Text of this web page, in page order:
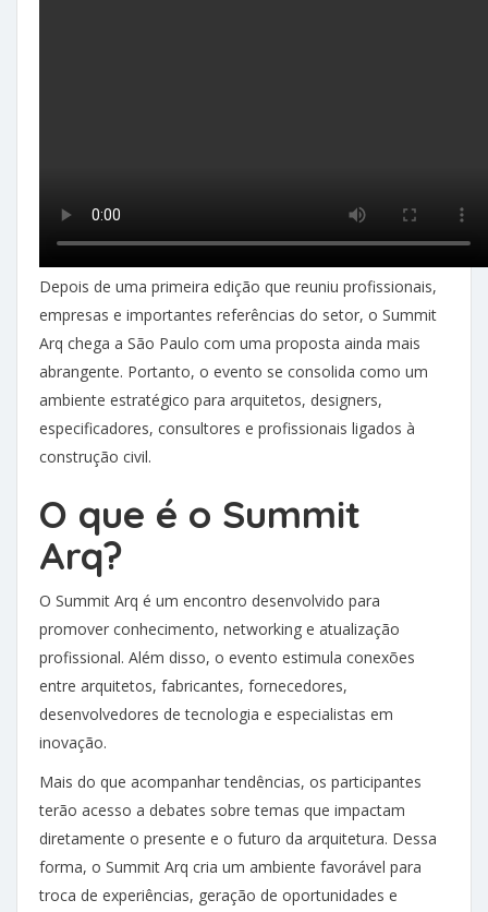
Depois de uma primeira edição que reuniu profissionais,
empresas e importantes referências do setor, o Summit
Arq chega a São Paulo com uma proposta ainda mais
abrangente. Portanto, o evento se consolida como um
ambiente estratégico para arquitetos, designers,
especificadores, consultores e profissionais ligados à
construção civil.
O que é o Summit
Arq?
O Summit Arq é um encontro desenvolvido para
promover conhecimento, networking e atualização
profissional. Além disso, o evento estimula conexões
entre arquitetos, fabricantes, fornecedores,
desenvolvedores de tecnologia e especialistas em
inovação.
Mais do que acompanhar tendências, os participantes
terão acesso a debates sobre temas que impactam
diretamente o presente e o futuro da arquitetura. Dessa
forma, o Summit Arq cria um ambiente favorável para
troca de experiências, geração de oportunidades e